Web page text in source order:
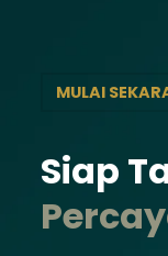
MULAI
Siap